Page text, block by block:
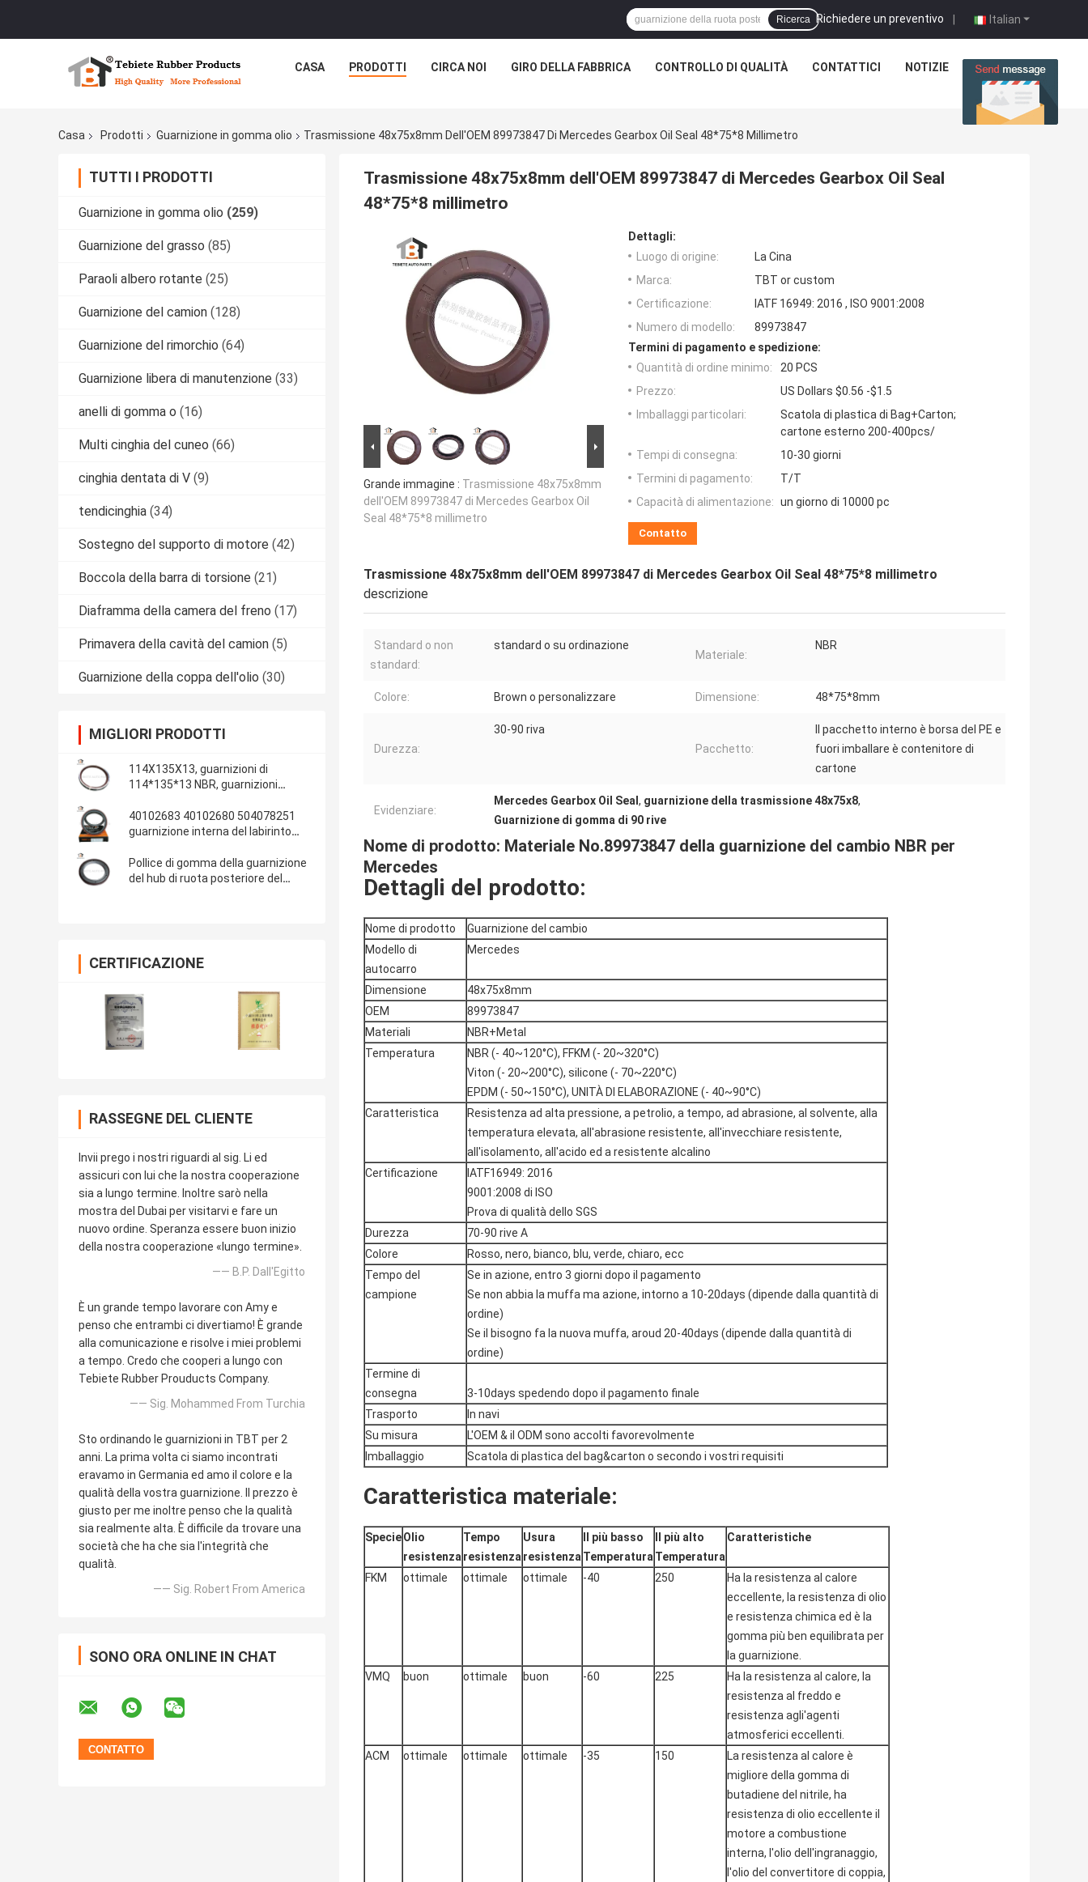
Italian
Richiedere un preventivo |
Ricerca
CASA PRODOTTI CIRCA NOI GIRO DELLA FABBRICA CONTROLLO DI QUALITÀ CONTATTICI NOTIZIE CASI
Casa Prodotti Guarnizione in gomma olio Trasmissione 48x75x8mm Dell'OEM 89973847 Di Mercedes Gearbox Oil Seal 48*75*8 Millimetro
TUTTI I PRODOTTI
Guarnizione in gomma olio (259)
Guarnizione del grasso (85)
Paraoli albero rotante (25)
Guarnizione del camion (128)
Guarnizione del rimorchio (64)
Guarnizione libera di manutenzione (33)
anelli di gomma o (16)
Multi cinghia del cuneo (66)
cinghia dentata di V (9)
tendicinghia (34)
Sostegno del supporto di motore (42)
Boccola della barra di torsione (21)
Diaframma della camera del freno (17)
Primavera della cavità del camion (5)
Guarnizione della coppa dell'olio (30)
MIGLIORI PRODOTTI
114X135X13, guarnizioni di
114*135*13 NBR, guarnizioni
materiale delle guarnizioni: NBR
40102683 40102680 504078251
guarnizione interna del labirinto
gomito di IVECO 100*130*13/14
Pollice di gomma della guarnizione
del hub di ruota posteriore del
CERTIFICAZIONE
RASSEGNE DEL CLIENTE
Invii prego i nostri riguardi al sig. Li ed
assicuri con lui che la nostra cooperazione
sia a lungo termine. Inoltre sarò nella
mostra del Dubai per visitarvi e fare un
nuovo ordine. Speranza essere buon inizio
della nostra cooperazione «lungo termine».
—— B.P. Dall'Egitto
È un grande tempo lavorare con Amy e
penso che entrambi ci divertiamo! È grande
alla comunicazione e risolve i miei problemi
a tempo. Credo che cooperi a lungo con
Tebiete Rubber Prouducts Company.
—— Sig. Mohammed From Turchia
Sto ordinando le guarnizioni in TBT per 2
anni. La prima volta ci siamo incontrati
eravamo in Germania ed amo il colore e la
qualità della vostra guarnizione. Il prezzo è
giusto per me inoltre penso che la qualità
sia realmente alta. È difficile da trovare una
società che ha che sia l'integrità che
qualità.
—— Sig. Robert From America
SONO ORA ONLINE IN CHAT
Trasmissione 48x75x8mm dell'OEM 89973847 di Mercedes Gearbox Oil Seal
48*75*8 millimetro
Grande immagine : Trasmissione 48x75x8mm
dell'OEM 89973847 di Mercedes Gearbox Oil
Seal 48*75*8 millimetro
Dettagli:
Luogo di origine:
La Cina
Marca:
TBT or custom
Certificazione:
IATF 16949: 2016 , ISO 9001:2008
Numero di modello:
89973847
Termini di pagamento e spedizione:
Quantità di ordine minimo:
20 PCS
Prezzo:
US Dollars $0.56 -$1.5
Imballaggi particolari:
Scatola di plastica di Bag+Carton;
cartone esterno 200-400pcs/
Tempi di consegna:
10-30 giorni
Termini di pagamento:
T/T
Capacità di alimentazione: un giorno di 10000 pc
Contatto
Trasmissione 48x75x8mm dell'OEM 89973847 di Mercedes Gearbox Oil Seal 48*75*8 millimetro
descrizione
Standard o non
standard:
standard o su ordinazione
Materiale:
NBR
Colore: Brown o personalizzare Dimensione: 48*75*8mm
Durezza:
30-90 riva
Pacchetto:
Il pacchetto interno è borsa del PE e
fuori imballare è contenitore di
cartone
Evidenziare:
Mercedes Gearbox Oil Seal , guarnizione della trasmissione 48x75x8,
Guarnizione di gomma di 90 rive
Nome di prodotto: Materiale No.89973847 della guarnizione del cambio NBR per
Mercedes
Dettagli del prodotto:
Nome di prodotto
Guarnizione del cambio
Modello di
autocarro
Mercedes
Dimensione
48x75x8mm
OEM
89973847
Materiali
NBR+Metal
Temperatura
NBR (- 40~120°C), FFKM (- 20~320°C)
Viton (- 20~200°C), silicone (- 70~220°C)
EPDM (- 50~150°C), UNITÀ DI ELABORAZIONE (- 40~90°C)
Caratteristica
Resistenza ad alta pressione, a petrolio, a tempo, ad abrasione, al solvente, alla
temperatura elevata, all'abrasione resistente, all'invecchiare resistente,
all'isolamento, all'acido ed a resistente alcalino
Certificazione
IATF16949: 2016
9001:2008 di ISO
Prova di qualità dello SGS
Durezza
70-90 rive A
Colore
Rosso, nero, bianco, blu, verde, chiaro, ecc
Tempo del
campione
Se in azione, entro 3 giorni dopo il pagamento
Se non abbia la muffa ma azione, intorno a 10-20days (dipende dalla quantità di
ordine)
Se il bisogno fa la nuova muffa, aroud 20-40days (dipende dalla quantità di
ordine)
Termine di
consegna
3-10days spedendo dopo il pagamento finale
Trasporto
In navi
Su misura
L'OEM & il ODM sono accolti favorevolmente
Imballaggio
Scatola di plastica del bag&carton o secondo i vostri requisiti
Caratteristica materiale:
SpecieOlio
resistenza
Tempo
resistenza
Usura
resistenza
Il più basso
Temperatura
Il più alto
Temperatura
Caratteristiche
FKM ottimale ottimale ottimale -40 250
Ha la resistenza al calore
eccellente, la resistenza di olio
e resistenza chimica ed è la
gomma più ben equilibrata per
la guarnizione.
VMQ
buon ottimale buon -60 225
Ha la resistenza al calore, la
resistenza al freddo e
resistenza agli'agenti
atmosferici eccellenti.
ACM
ottimale ottimale ottimale -35 150
La resistenza al calore è
migliore della gomma di
butadiene del nitrile, ha
resistenza di olio eccellente il
motore a combustione
interna, l'olio dell'ingranaggio,
l'olio del convertitore di coppia,